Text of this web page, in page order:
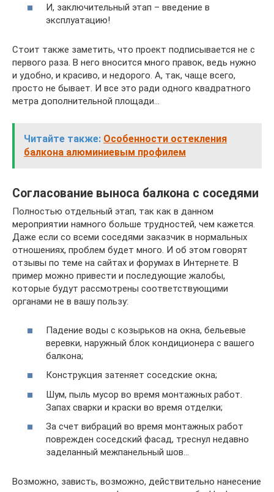
И, заключительный этап – введение в
эксплуатацию!
Стоит также заметить, что проект подписывается не с
первого раза. В него вносится много правок, ведь нужно
и удобно, и красиво, и недорого. А, так, чаще всего,
просто не бывает. И все это ради одного квадратного
метра дополнительной площади…
Читайте также: Особенности остекления
балкона алюминиевым профилем
Согласование выноса балкона с соседями
Полностью отдельный этап, так как в данном
мероприятии намного больше трудностей, чем кажется.
Даже если со всеми соседями заказчик в нормальных
отношениях, проблем будет много. И об этом говорят
отзывы по теме на сайтах и форумах в Интернете. В
пример можно привести и последующие жалобы,
которые будут рассмотрены соответствующими
органами не в вашу пользу:
Падение воды с козырьков на окна, бельевые
веревки, наружный блок кондиционера с вашего
балкона;
Конструкция затеняет соседские окна;
Шум, пыль мусор во время монтажных работ.
Запах сварки и краски во время отделки;
За счет вибраций во время монтажных работ
поврежден соседский фасад, треснул недавно
заделанный межпанельный шов…
Возможно, зависть, возможно, действительно нанесение